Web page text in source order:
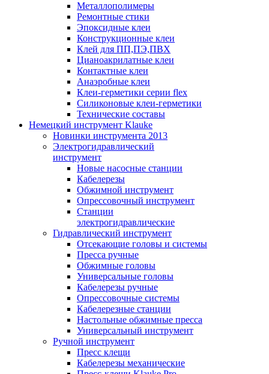
Металлополимеры
Ремонтные стики
Эпоксидные клеи
Конструкционные клеи
Клей для ПП,ПЭ,ПВХ
Цианоакрилатные клеи
Контактные клеи
Анаэробные клеи
Клеи-герметики серии flex
Силиконовые клеи-герметики
Технические составы
Немецкий инструмент Klauke
Новинки инструмента 2013
Электрогидравлический
инструмент
Новые насосные станции
Кабелерезы
Обжимной инструмент
Опрессовочный инструмент
Станции
электрогидравлические
Гидравлический инструмент
Отсекающие головы и системы
Пресса ручные
Обжимные головы
Универсальные головы
Кабелерезы ручные
Опрессовочные системы
Кабелерезные станции
Настольные обжимные пресса
Универсальный инструмент
Ручной инструмент
Пресс клещи
Кабелерезы механические